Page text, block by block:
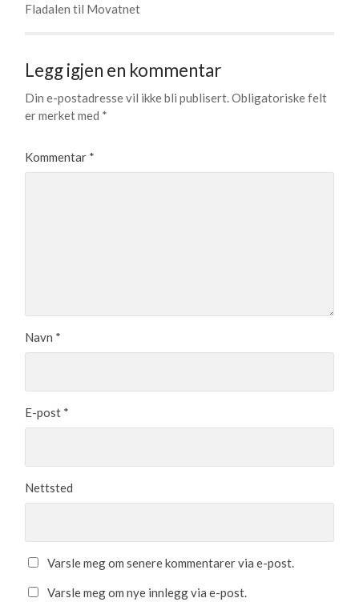
Fladalen til Movatnet
Legg igjen en kommentar
Din e-postadresse vil ikke bli publisert. Obligatoriske felt
er merket med *
Kommentar *
Navn *
E-post *
Nettsted
Varsle meg om senere kommentarer via e-post.
Varsle meg om nye innlegg via e-post.